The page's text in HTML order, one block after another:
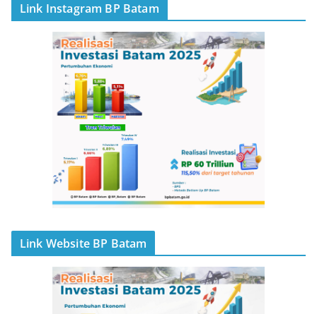
Link Instagram BP Batam
Link Website BP Batam